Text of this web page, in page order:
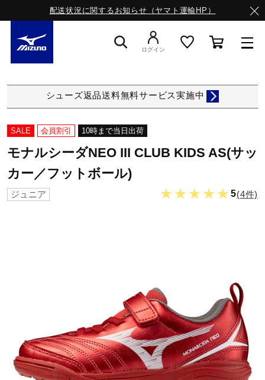
配送状況に関するお知らせ（ヤマト運輸HP）
スニーカー
ライフスタイルウエア
ランニング
ゴルフ
ログイン
シューズ返品送料無料サービス実施中
SALE 会員割引 10時まで当日出荷
モナルシーダNEO III CLUB KIDS AS(サッ
カー／フットボール)
ジュニア ★★★★★5(4件)